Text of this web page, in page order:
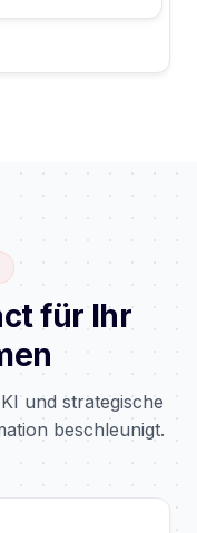
für Ihr
und strategische
beschleunigt.